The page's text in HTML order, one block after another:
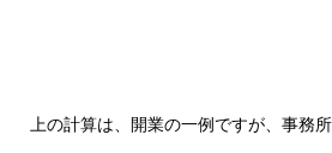
上の計算は、開業の一例ですが、事務